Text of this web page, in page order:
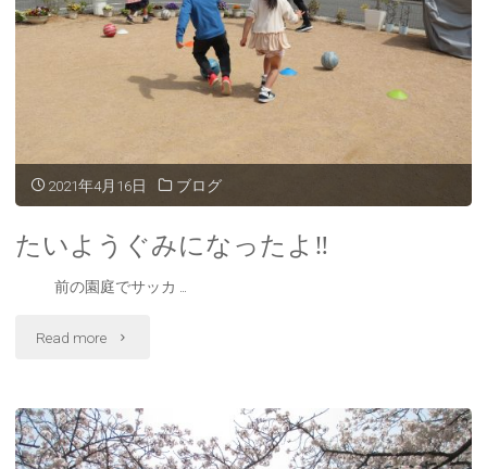
行
よ‼"
2021年4月16日
ブログ
たいようぐみになったよ‼
前の園庭でサッカ …
Read more "た
よ